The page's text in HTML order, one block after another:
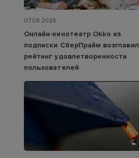
07.08.2026
Онлайн-кинотеатр Okko из
подписки СберПрайм возглавил
рейтинг удовлетворенности
пользователей